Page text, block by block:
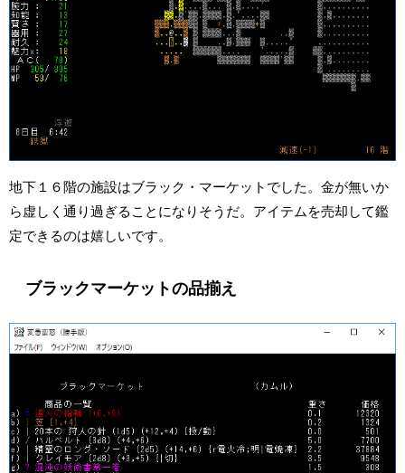
地下１６階の施設はブラック・マーケットでした。金が無いか
ら虚しく通り過ぎることになりそうだ。アイテムを売却して鑑
定できるのは嬉しいです。
ブラックマーケットの品揃え